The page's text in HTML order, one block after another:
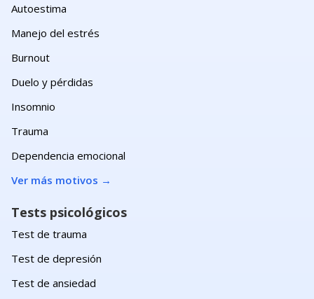
Autoestima
Manejo del estrés
Burnout
Duelo y pérdidas
Insomnio
Trauma
Dependencia emocional
Ver más motivos →
Tests psicológicos
Test de trauma
Test de depresión
Test de ansiedad